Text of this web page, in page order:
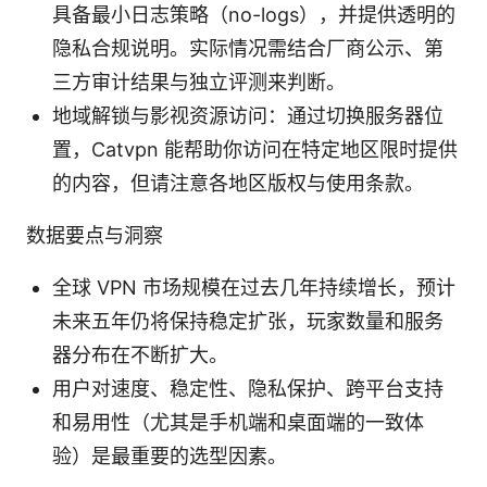
具备最小日志策略（no-logs），并提供透明的
隐私合规说明。实际情况需结合厂商公示、第
三方审计结果与独立评测来判断。
地域解锁与影视资源访问：通过切换服务器位
置，Catvpn 能帮助你访问在特定地区限时提供
的内容，但请注意各地区版权与使用条款。
数据要点与洞察
全球 VPN 市场规模在过去几年持续增长，预计
未来五年仍将保持稳定扩张，玩家数量和服务
器分布在不断扩大。
用户对速度、稳定性、隐私保护、跨平台支持
和易用性（尤其是手机端和桌面端的一致体
验）是最重要的选型因素。